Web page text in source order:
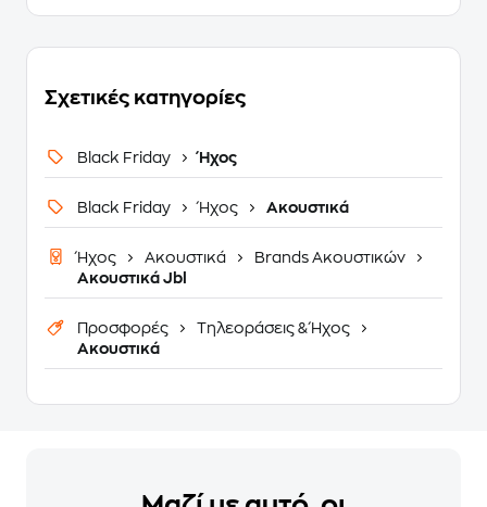
Σχετικές κατηγορίες
Black Friday Ήχος
Black Friday Ήχος Ακουστικά
Ήχος Ακουστικά
Brands Ακουστικών
Ακουστικά Jbl
Προσφορές
Τηλεοράσεις & Ήχος
Ακουστικά